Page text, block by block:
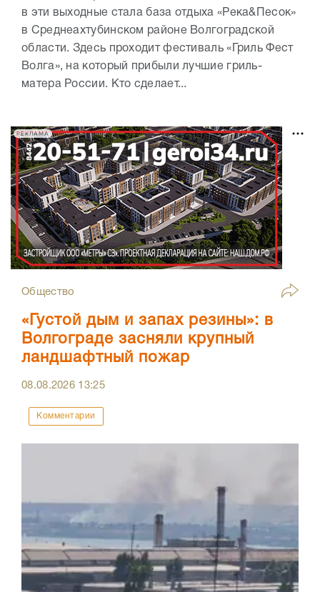
в эти выходные стала база отдыха «Река&Песок»
в Среднеахтубинском районе Волгоградской
области. Здесь проходит фестиваль «Гриль Фест
Волга», на который прибыли лучшие гриль-
матера России. Кто сделает...
РЕКЛАМА
Общество
«Густой дым и запах резины»: в
Волгограде засняли крупный
ландшафтный пожар
08.08.2026 13:25
Комментарии